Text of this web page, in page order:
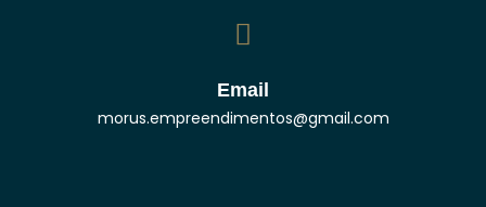
Email
morus.empreendimentos@gmail.com